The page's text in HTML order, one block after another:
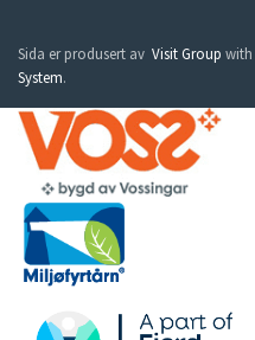
Sida er produsert av Visit Group with
System.